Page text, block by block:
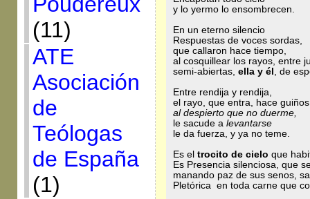
(11)
ATE
Asociación
de
Teólogas
de España
(1)
y lo yermo lo ensombrecen.
En un eterno silencio
Respuestas de voces sordas,
que callaron hace tiempo,
al cosquillear los rayos, entre
semi-abiertas, ella y él
, de
Entre rendija y rendija,
el rayo, que entra, hace
al despierto que no duerme,
le sacude a levantarse
le da fuerza, y ya no teme.
Es el trocito de cielo que
Es Presencia silenciosa, que
manando paz de sus senos,
Pletórica en toda carne que